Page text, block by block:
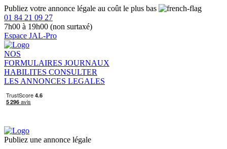
Publiez votre annonce légale au coût le plus bas
01 84 21 09 27
7h00 à 19h00 (non surtaxé)
Espace JAL-Pro
NOS
FORMULAIRES JOURNAUX
HABILITES CONSULTER
LES ANNONCES LEGALES
Publiez une annonce légale